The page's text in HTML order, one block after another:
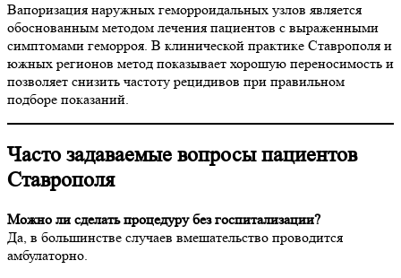
Вапоризация наружных геморроидальных узлов является
обоснованным методом лечения пациентов с выраженными
симптомами геморроя. В клинической практике Ставрополя и
южных регионов метод показывает хорошую переносимость и
позволяет снизить частоту рецидивов при правильном
подборе показаний.
Часто задаваемые вопросы пациентов
Ставрополя
Можно ли сделать процедуру без госпитализации?
Да, в большинстве случаев вмешательство проводится
амбулаторно.